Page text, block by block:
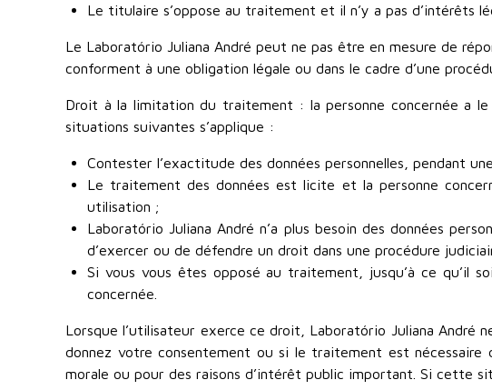
Le titulaire s’oppose au traitement et il n’y a pas d’intérêts
Le Laboratório Juliana André peut ne pas être en mesure de
conforment à une obligation légale ou dans le cadre d’une
Droit à la limitation du traitement : la personne concernée a
situations suivantes s’applique :
Contester l’exactitude des données personnelles, pendant
Le traitement des données est licite et la personne
utilisation ;
Laboratório Juliana André n’a plus besoin des données
d’exercer ou de défendre un droit dans une procédure
Si vous vous êtes opposé au traitement, jusqu’à ce qu’il
concernée.
Lorsque l’utilisateur exerce ce droit, Laboratório Juliana André
donnez votre consentement ou si le traitement est nécessaire
morale ou pour des raisons d’intérêt public important. Si cette